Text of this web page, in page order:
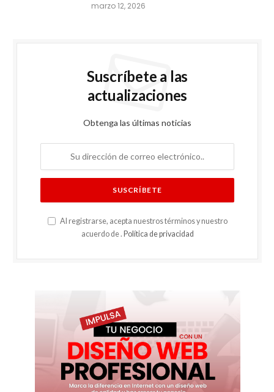
marzo 12, 2026
Suscríbete a las
actualizaciones
Obtenga las últimas noticias
Al registrarse, acepta nuestros términos y nuestro
acuerdo de . Política de privacidad